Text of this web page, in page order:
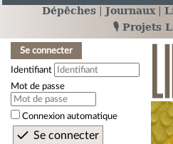
Dépêches Journaux
🎙️ Projets
Se connecter
Identifiant
Mot de passe
Connexion automatique